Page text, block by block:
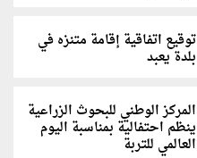
توقيع اتفاقية إقامة متنزه في
بلدة يعبد
المركز الوطني للبحوث الزراعية
ينظم احتفالية بمناسبة اليوم
العالمي للتربة